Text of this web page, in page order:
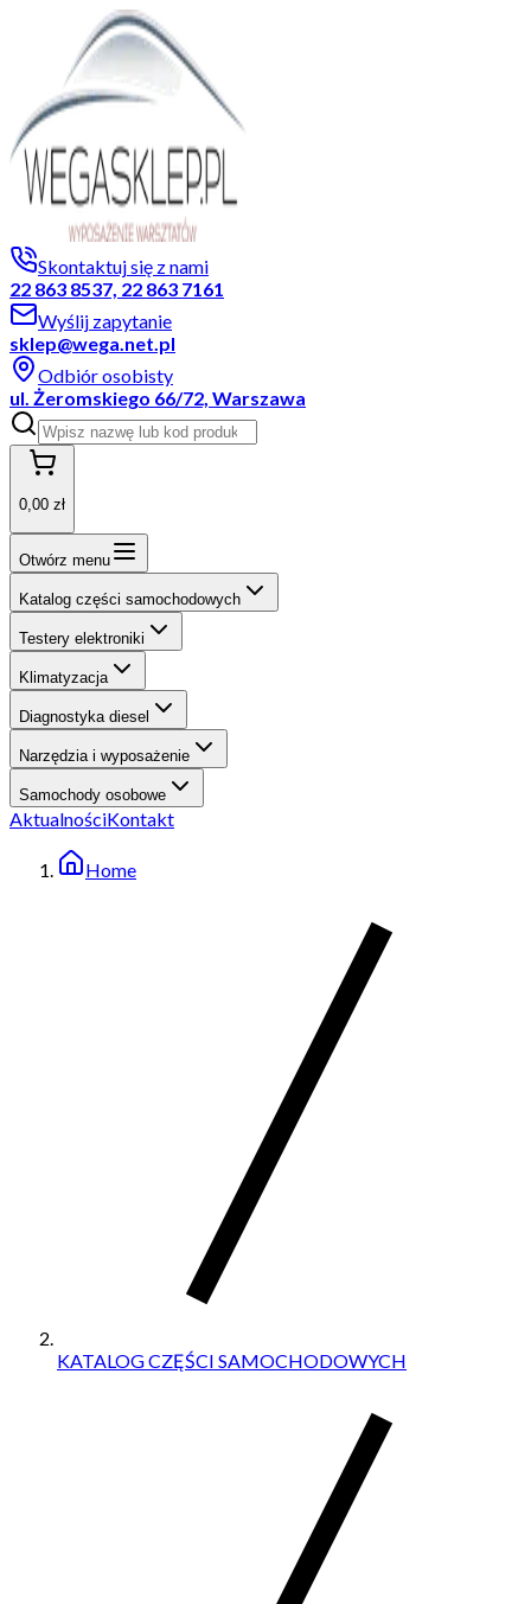
Skontaktuj się z nami
22 863 8537, 22 863 7161
Wyślij zapytanie
sklep@wega.net.pl
Odbiór osobisty
ul. Żeromskiego 66/72, Warszawa
0,00 zł
Otwórz menu
Katalog części samochodowych
Testery elektroniki
Klimatyzacja
Diagnostyka diesel
Narzędzia i wyposażenie
Samochody osobowe
AktualnościKontakt
Home
KATALOG CZĘŚCI SAMOCHODOWYCH